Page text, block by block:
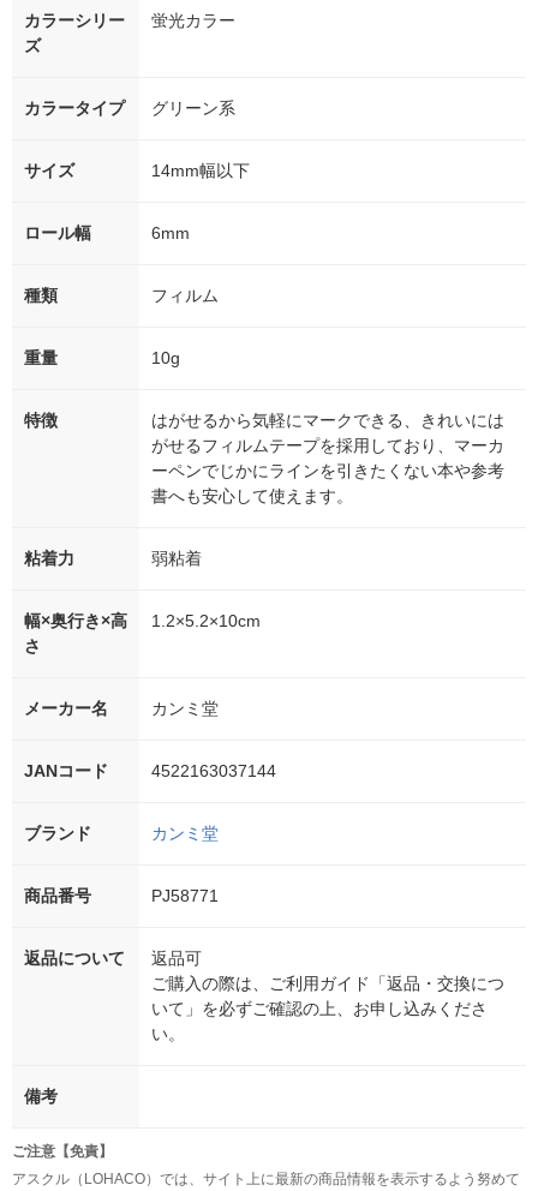
カラーシリー
ズ
蛍光カラー
カラータイプ グリーン系
サイズ 14mm幅以下
ロール幅 6mm
種類 フィルム
重量 10g
特徴
はがせるから気軽にマークできる、きれいには
がせるフィルムテープを採用しており、マーカ
ーペンでじかにラインを引きたくない本や参考
書へも安心して使えます。
粘着力 弱粘着
幅×奥行き×高
さ
1.2×5.2×10cm
メーカー名 カンミ堂
JANコード 4522163037144
ブランド カンミ堂
商品番号 PJ58771
返品について
返品可
ご購入の際は、ご利用ガイド「返品・交換につ
いて」を必ずご確認の上、お申し込みくださ
い。
備考
ご注意【免責】
アスクル（LOHACO）では、サイト上に最新の商品情報を表示するよう努めて